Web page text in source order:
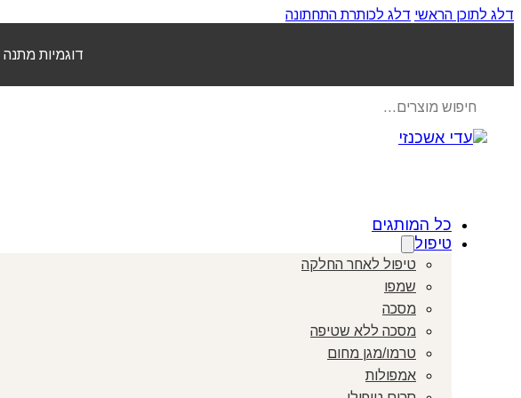
דלג לתוכן הראשי דלג לכותרת התחתונה
דוגמיות מתנה
search
כל המותגים
טיפול
טיפול לאחר החלקה
שמפו
מסכה
מסכה ללא שטיפה
טרמו/מגן מחום
אמפולות